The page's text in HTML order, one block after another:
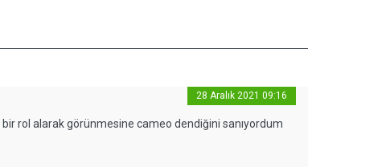
28 Aralık 2021 09:16
rol alarak görünmesine cameo dendiğini sanıyordum